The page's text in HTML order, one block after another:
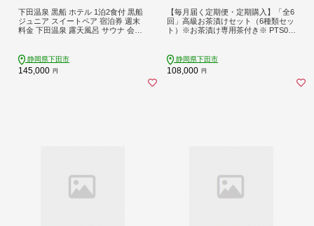
下田温泉 黒船 ホテル 1泊2食付 黒船
ジュニア スイートペア 宿泊券 週末
料金 下田温泉 露天風呂 サウナ 会席
静岡県 下田市 伊豆 黒船ホテル PTS0
79-00004
静岡県下田市
145,000 円
【毎月届く定期便・定期購入】「全6
回」高級お茶漬けセット（6種類セッ
ト）※お茶漬け専用茶付き※ PTS02
静岡県下田市
108,000 円